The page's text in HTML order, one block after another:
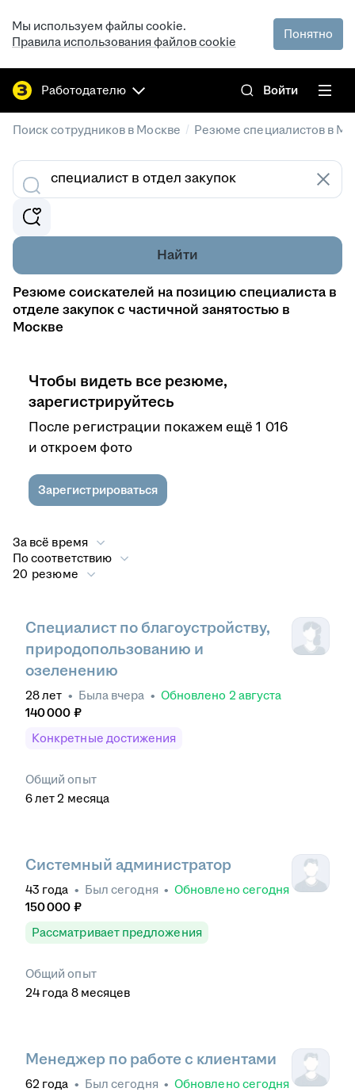
Мы используем файлы cookie.
Правила использования файлов cookie
Понятно
Работодателю Войти
Поиск сотрудников в Москве / Резюме специалистов в
Найти
Резюме соискателей на позицию специалиста в
отделе закупок с частичной занятостью в
Москве
Чтобы видеть все резюме,
зарегистрируйтесь
После регистрации покажем ещё 1 016
и откроем фото
Зарегистрироваться
За всё время
По соответствию
20 резюме
Специалист по благоустройству,
природопользованию и
озеленению
28лет • Была вчера • Обновлено 2 августа
140 000 ₽
Конкретные достижения
Общий опыт
6лет 2 месяца
Системный администратор
43 года • Был сегодня • Обновлено сегодня
150 000 ₽
Рассматривает предложения
Общий опыт
24 года 8 месяцев
Менеджер по работе с клиентами
62 года • Был сегодня • Обновлено сегодня